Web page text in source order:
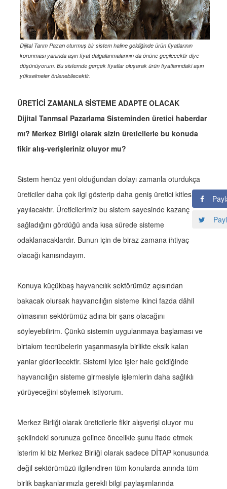
Dijital Tarım Pazarı oturmuş bir sistem haline geldiğinde ürün fiyatlarının
korunması yanında aşırı fiyat dalgalanmalarının da önüne geçilecektir diye
düşünüyorum. Bu sistemde gerçek fiyatlar oluşarak ürün fiyatlarındaki aşırı
yükselmeler önlenebilecektir.
ÜRETİCİ ZAMANLA SİSTEME ADAPTE OLACAK
Dijital Tarımsal Pazarlama Sisteminden üretici haberdar
mı? Merkez Birliği olarak sizin üreticilerle bu konuda
fikir alış-verişleriniz oluyor mu?
Sistem henüz yeni olduğundan dolayı zamanla oturdukça
üreticiler daha çok ilgi gösterip daha geniş üretici kitlesine
yayılacaktır. Üreticilerimiz bu sistem sayesinde kazanç
sağladığını gördüğü anda kısa sürede sisteme
odaklanacaklardır. Bunun için de biraz zamana ihtiyaç
olacağı kanısındayım.
Konuya küçükbaş hayvancılık sektörümüz açısından
bakacak olursak hayvancılığın sisteme ikinci fazda dâhil
olmasının sektörümüz adına bir şans olacağını
söyleyebilirim. Çünkü sistemin uygulanmaya başlaması ve
birtakım tecrübelerin yaşanmasıyla birlikte eksik kalan
yanlar giderilecektir. Sistemi iyice işler hale geldiğinde
hayvancılığın sisteme girmesiyle işlemlerin daha sağlıklı
yürüyeceğini söylemek istiyorum.
Merkez Birliği olarak üreticilerle fikir alışverişi oluyor mu
şeklindeki sorunuza gelince öncelikle şunu ifade etmek
isterim ki biz Merkez Birliği olarak sadece DİTAP konusunda
değil sektörümüzü ilgilendiren tüm konularda anında tüm
birlik başkanlarımızla gerekli bilgi paylaşımlarında